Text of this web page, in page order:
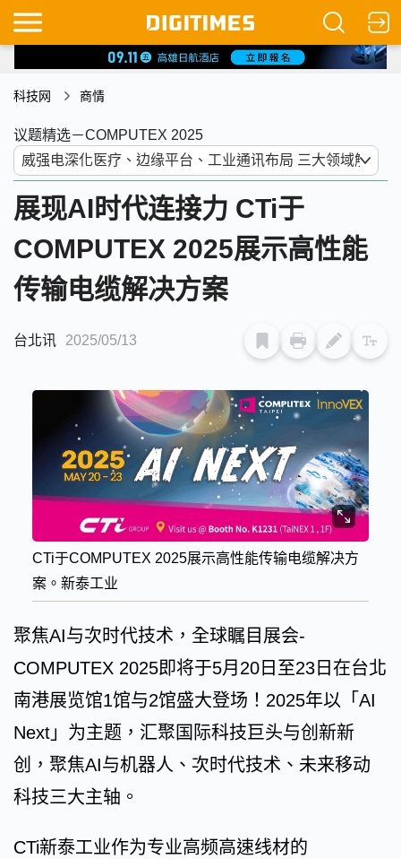
科技网 商情
议题精选－COMPUTEX 2025
展现AI时代连接力 CTi于
COMPUTEX 2025展示高性能
传输电缆解决方案
台北讯 2025/05/13
CTi于COMPUTEX 2025展示高性能传输电缆解决方
案。新泰工业
聚焦AI与次时代技术，全球瞩目展会-
COMPUTEX 2025即将于5月20日至23日在台北
南港展览馆1馆与2馆盛大登场！2025年以「AI
Next」为主题，汇聚国际科技巨头与创新新
创，聚焦AI与机器人、次时代技术、未来移动
科技三大主轴。
CTi新泰工业作为专业高频高速线材的